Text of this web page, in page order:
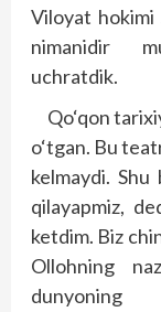
Viloyat hokimi
nimanidir
uchratdik.
Qo‘qon
o‘tgan. Bu
kelmaydi.
qilayapmiz,
ketdim. Biz
Ollohning
dunyoning